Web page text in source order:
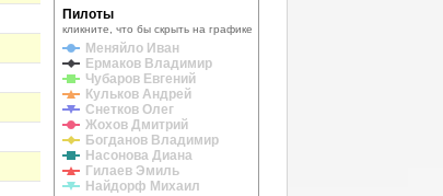
Меняйло Иван
Ермаков Владимир
Чубаров Евгений
Кульков Андрей
Снетков Олег
Жохов Дмитрий
Богданов Владимир
Насонова Диана
Гилаев Эмиль
Найдорф Михаил
Пилоты
кликните, что бы скрыть на графике